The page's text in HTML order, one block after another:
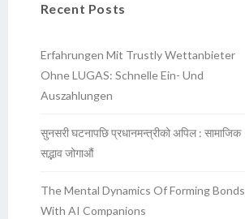
Recent Posts
Erfahrungen Mit Trustly Wettanbieter
Ohne LUGAS: Schnelle Ein- Und
Auszahlungen
सुनसरी घटनापछि प्रधानमन्त्रीको अपिल : सामाजिक
सद्भाव जोगाऔं
The Mental Dynamics Of Forming Bonds
With AI Companions